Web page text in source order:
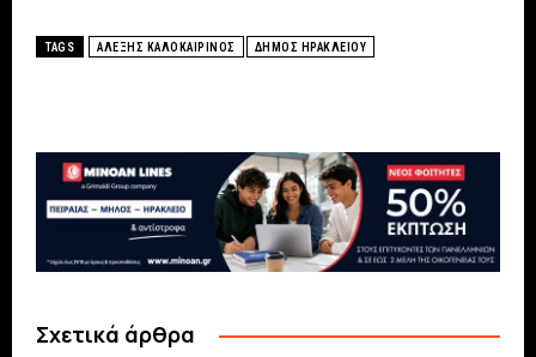
TAGS ΑΛΕΞΗΣ ΚΑΛΟΚΑΙΡΙΝΟΣ ΔΗΜΟΣ ΗΡΑΚΛΕΙΟΥ
Σχετικά άρθρα